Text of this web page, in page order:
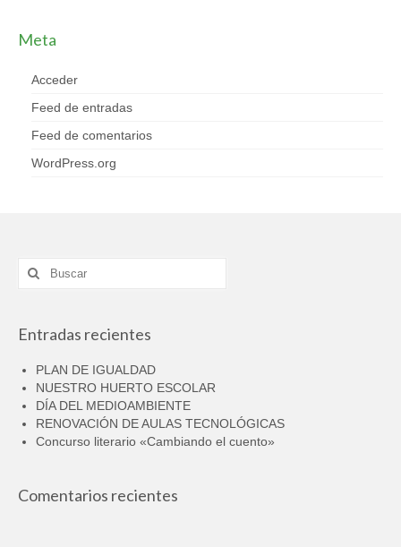
Meta
Acceder
Feed de entradas
Feed de comentarios
WordPress.org
Buscar
por:
Entradas recientes
PLAN DE IGUALDAD
NUESTRO HUERTO ESCOLAR
DÍA DEL MEDIOAMBIENTE
RENOVACIÓN DE AULAS TECNOLÓGICAS
Concurso literario «Cambiando el cuento»
Comentarios recientes